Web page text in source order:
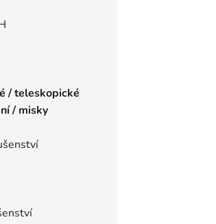
/ teleskopické
/ misky